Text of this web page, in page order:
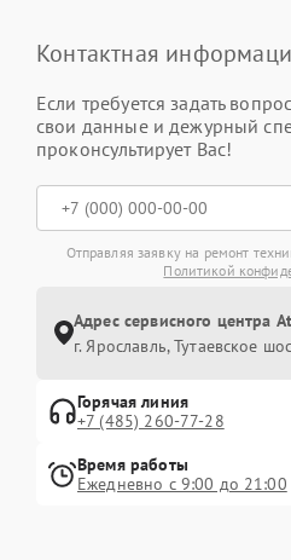
Контактная
Если требуется задать
свои данные и дежурный
проконсультирует Вас!
Отправляя заявку на ремонт
Политикой
Адрес сервисного центра
г. Ярославль, Тутаевское
Горячая линия
+7 (485) 260-77-28
Время работы
Ежедневно с 9:00 до 21:00